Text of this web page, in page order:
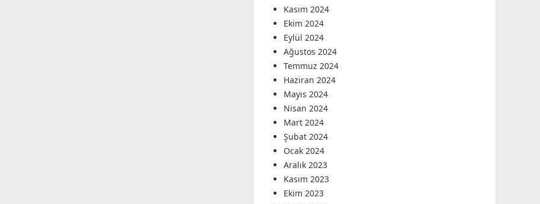
Kasım 2024
Ekim 2024
Eylül 2024
Ağustos 2024
Temmuz 2024
Haziran 2024
Mayıs 2024
Nisan 2024
Mart 2024
Şubat 2024
Ocak 2024
Aralık 2023
Kasım 2023
Ekim 2023